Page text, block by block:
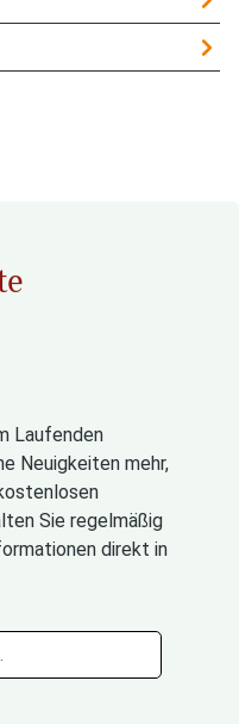
Laufenden
Neuigkeiten mehr,
Sie regelmäßig
direkt in